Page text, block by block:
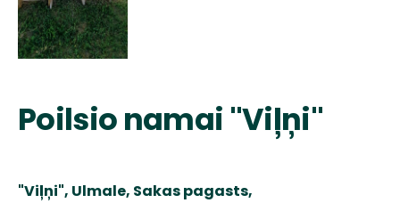
Poilsio namai "Viļņi"
"Viļņi", Ulmale, Sakas pagasts,